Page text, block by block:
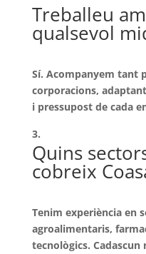
Treballeu
qualsevol
Sí. Acompanyem tant
corporacions,
i pressupost de cada
Quins
cobreix
Tenim experiència en
agroalimentaris,
tecnològics.